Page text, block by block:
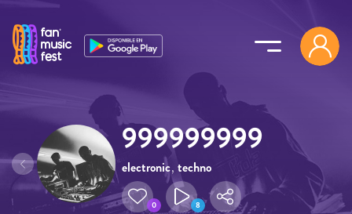
999999999
electronic, techno
0 8